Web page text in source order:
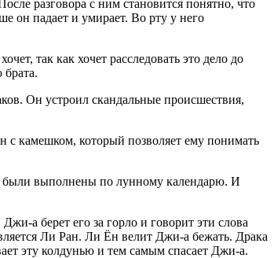
разговора с ним становится понятно, что
он падает и умирает. Во рту у него
так как хочет расследовать это дело до
Он устроил скандальные происшествия,
с камешком, который позволяет ему понимать
были выполнены по лунному календарю. И
а берет его за горло и говорит эти слова
Ли Ран. Ли Ён велит Джи-а бежать. Драка
эту колдунью и тем самым спасает Джи-а.